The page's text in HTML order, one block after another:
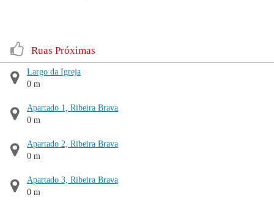
Ruas Próximas
Largo da Igreja
0 m
Apartado 1, Ribeira Brava
0 m
Apartado 2, Ribeira Brava
0 m
Apartado 3, Ribeira Brava
0 m